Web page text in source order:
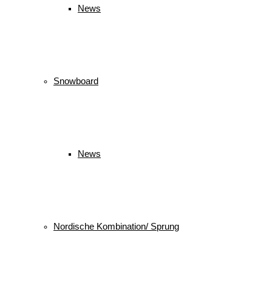
News
Snowboard
News
Nordische Kombination/ Sprung